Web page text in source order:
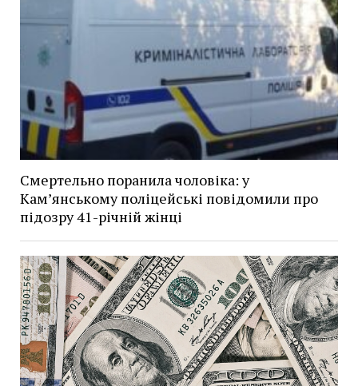
Смертельно поранила чоловіка: у
Кам’янському поліцейські повідомили про
підозру 41-річній жінці